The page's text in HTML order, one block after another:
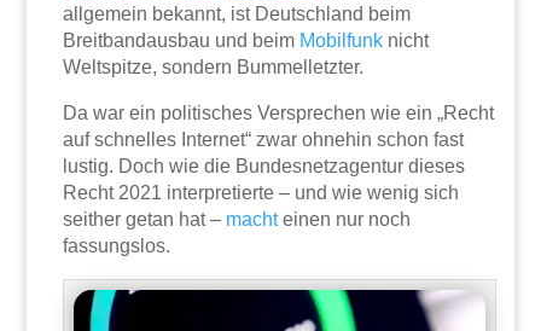
allgemein bekannt, ist Deutschland beim
Breitbandausbau und beim Mobilfunk nicht
Weltspitze, sondern Bummelletzter.
Da war ein politisches Versprechen wie ein „Recht
auf schnelles Internet“ zwar ohnehin schon fast
lustig. Doch wie die Bundesnetzagentur dieses
Recht 2021 interpretierte – und wie wenig sich
seither getan hat – machteinen nur noch
fassungslos.